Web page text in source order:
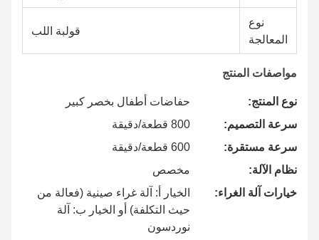
نوع
المعالجة
قولبة اللب
مواصفات المنتج
نوع المنتج:
حفاضات أطفال بخصر كبير
سرعة التصميم:
800 قطعة/دقيقة
سرعة مستقرة:
600 قطعة/دقيقة
نظام الآلة:
مخصص
خيارات آلة الغراء:
الخيار أ: آلة غراء صينية (فعالة من
حيث التكلفة) أو الخيار ب: آلة
نوردسون